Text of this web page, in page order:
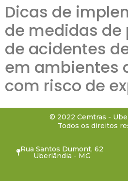
Dicas de
de medidas de
de acidentes
em ambientes
com risco de
© 2022 Cemtras -
Todos os direitos
Rua Santos Dumont, 62
Uberlândia - MG